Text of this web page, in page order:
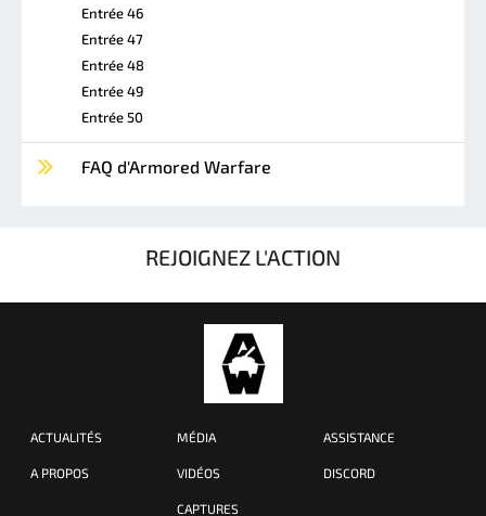
Entrée 46
Entrée 47
Entrée 48
Entrée 49
Entrée 50
FAQ d'Armored Warfare
REJOIGNEZ L'ACTION
ACTUALITÉS
A PROPOS
MÉDIA
VIDÉOS
CAPTURES
ASSISTANCE
DISCORD